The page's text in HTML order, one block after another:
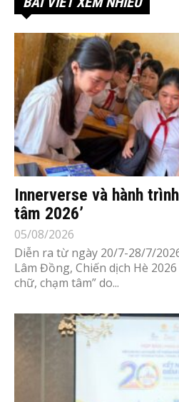
Innerverse và hành
tâm 2026’
05/08/2026
Diễn ra từ ngày 20/7-28/7/
Lâm Đồng, Chiến dịch Hè
chữ, chạm tâm” do...